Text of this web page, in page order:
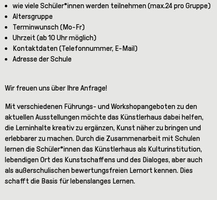
wie viele Schüler*innen werden teilnehmen (max.24 pro Gruppe)
Altersgruppe
Terminwunsch (Mo-Fr)
Uhrzeit (ab 10 Uhr möglich)
Kontaktdaten (Telefonnummer, E-Mail)
Adresse der Schule
Wir freuen uns über Ihre Anfrage!
Mit verschiedenen Führungs- und Workshopangeboten zu den
aktuellen Ausstellungen möchte das Künstlerhaus dabei helfen,
die Lerninhalte kreativ zu ergänzen, Kunst näher zu bringen und
erlebbarer zu machen. Durch die Zusammenarbeit mit Schulen
lernen die Schüler*innen das Künstlerhaus als Kulturinstitution,
lebendigen Ort des Kunstschaffens und des Dialoges, aber auch
als außerschulischen bewertungsfreien Lernort kennen. Dies
schafft die Basis für lebenslanges Lernen.